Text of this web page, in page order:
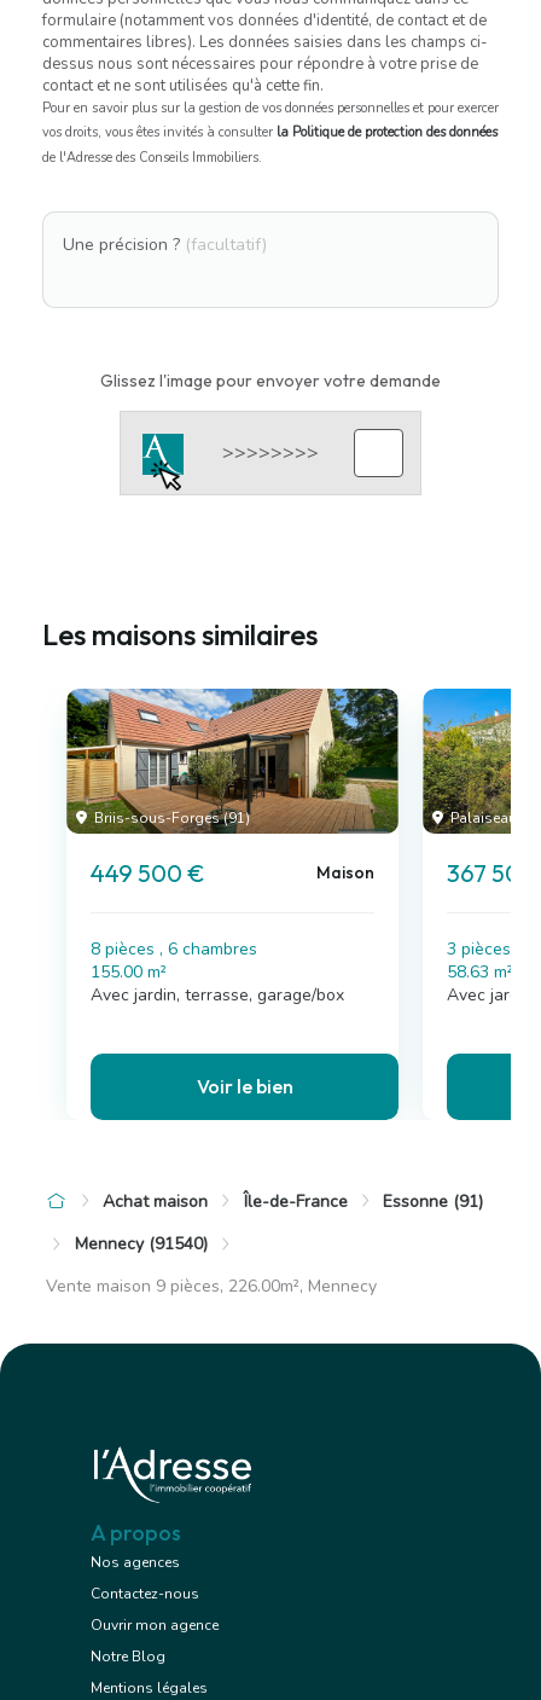
formulaire (notamment vos données d'identité, de contact et de
commentaires libres). Les données saisies dans les champs ci-
dessus nous sont nécessaires pour répondre à votre prise de
contact et ne sont utilisées qu'à cette fin.
Pour en savoir plus sur la gestion de vos données personnelles et pour exercer
vos droits, vous êtes invités à consulter la Politique de protection des données
de l'Adresse des Conseils Immobiliers.
Une précision ? (facultatif)
Glissez l'image pour envoyer votre demande
Les maisons similaires
Briis-sous-Forges (91)
449 500 € Maison
8 pièces , 6 chambres
155.00 m²
Avec jardin, terrasse, garage/box
Voir le bien
Palaiseau
367
3 pièces , 2
58.63 m²
Avec
Achat maison Île-de-France
Essonne (91)
Mennecy (91540)
Vente maison 9 pièces, 226.00m², Mennecy
A propos
Nos agences
Contactez-nous
Ouvrir mon agence
Notre Blog
Mentions légales